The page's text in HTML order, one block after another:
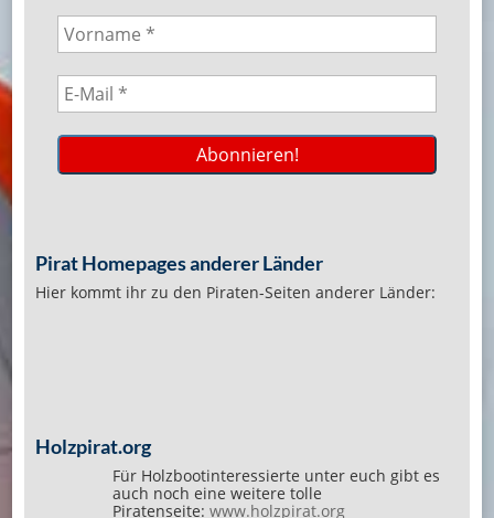
Pirat Homepages anderer Länder
Hier kommt ihr zu den Piraten-Seiten anderer Länder:
Holzpirat.org
Für Holzbootinteressierte unter euch gibt es
auch noch eine weitere tolle
Piratenseite: www.holzpirat.org